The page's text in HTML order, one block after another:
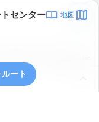
センター 地図
ルート